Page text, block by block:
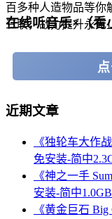
百多种人造物品等你
三联，战力提升永无
在线听音乐×（看
近期文章
《独轮车大作
免安装-简中
《神之一手
安装-简中1.0GB
《黄金巨石